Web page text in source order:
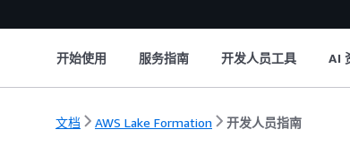
开始使用 服务指南 开发人员工具 AI
文档 AWS Lake Formation 开发人员指南